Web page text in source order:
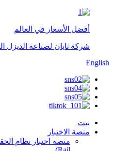
أفضل الأسعار في العالم
شركة تايان لصناعة الديزل
English
بيت
منصة الاختبار